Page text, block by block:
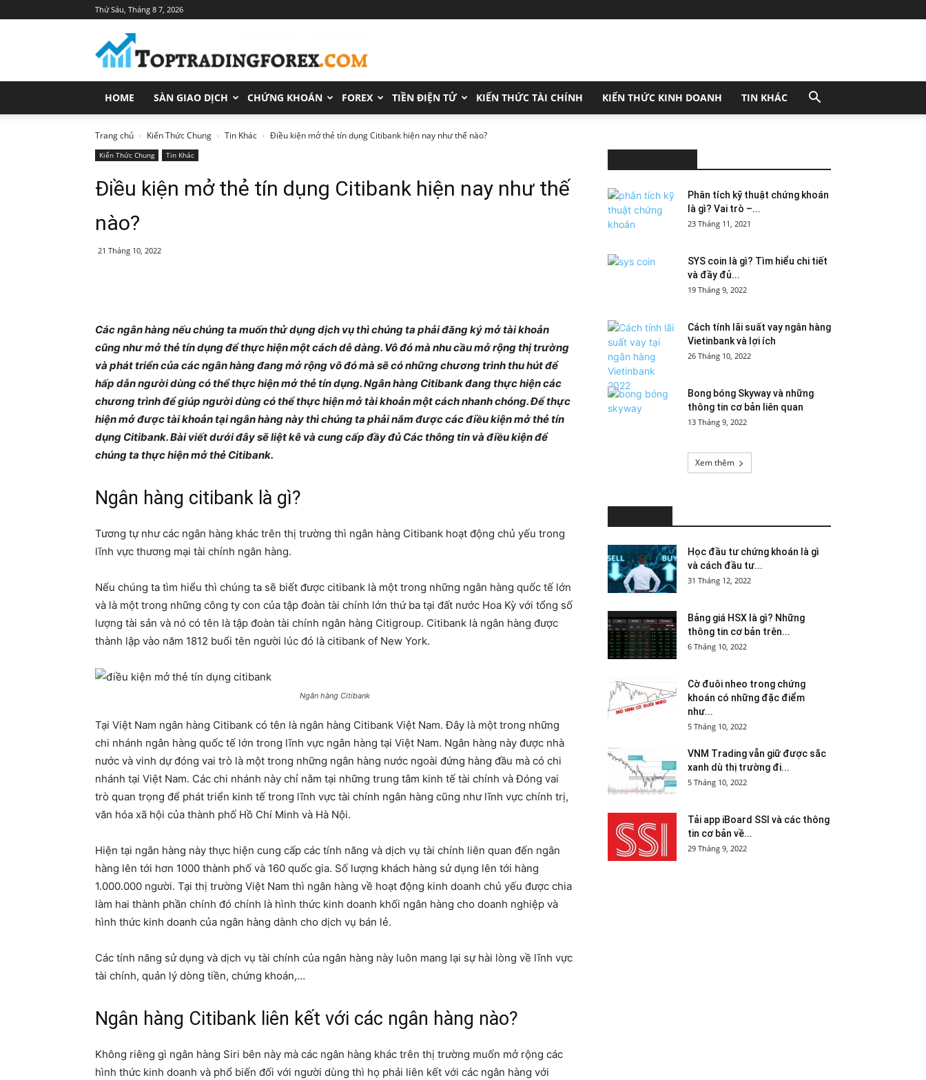
Thứ Sáu, Tháng 8 7, 2026
Trang
Tin
Tức
Đầu
Tư
Chính
HOME SÀN GIAO DỊCH CHỨNG KHOÁN FOREX TIỀN ĐIỆN TỬ KIẾN THỨC TÀI CHÍNH KIẾN THỨC KINH DOANH TIN KHÁC
Trang chủ Kiến Thức Chung Tin Khác Điều kiện mở thẻ tín dụng Citibank hiện nay như thế nào?
Kiến Thức Chung Tin Khác
Điều kiện mở thẻ tín dụng Citibank hiện nay như thế
nào?
21 Tháng 10, 2022
Các ngân hàng nếu chúng ta muốn thử dụng dịch vụ thì chúng ta phải đăng ký mở tài khoản
cũng như mở thẻ tín dụng để thực hiện một cách dễ dàng. Vô đó mà nhu cầu mở rộng thị trường
và phát triển của các ngân hàng đang mở rộng vô đó mà sẽ có những chương trình thu hút để
hấp dẫn người dùng có thể thực hiện mở thẻ tín dụng. Ngân hàng Citibank đang thực hiện các
chương trình để giúp người dùng có thể thực hiện mở tài khoản một cách nhanh chóng. Để thực
hiện mở được tài khoản tại ngân hàng này thì chúng ta phải nắm được các điều kiện mở thẻ tín
dụng Citibank. Bài viết dưới đây sẽ liệt kê và cung cấp đầy đủ Các thông tin và điều kiện để
chúng ta thực hiện mở thẻ Citibank.
Ngân hàng citibank là gì?
Tương tự như các ngân hàng khác trên thị trường thì ngân hàng Citibank hoạt động chủ yếu trong
lĩnh vực thương mại tài chính ngân hàng.
Nếu chúng ta tìm hiểu thì chúng ta sẽ biết được citibank là một trong những ngân hàng quốc tế lớn
và là một trong những công ty con của tập đoàn tài chính lớn thứ ba tại đất nước Hoa Kỳ với tổng số
lượng tài sản và nó có tên là tập đoàn tài chính ngân hàng Citigroup. Citibank là ngân hàng được
thành lập vào năm 1812 buổi tên người lúc đó là citibank of New York.
Ngân hàng Citibank
Tại Việt Nam ngân hàng Citibank có tên là ngân hàng Citibank Việt Nam. Đây là một trong những
chi nhánh ngân hàng quốc tế lớn trong lĩnh vực ngân hàng tại Việt Nam. Ngân hàng này được nhà
nước và vinh dự đóng vai trò là một trong những ngân hàng nước ngoài đứng hàng đầu mà có chi
nhánh tại Việt Nam. Các chi nhánh này chỉ nằm tại những trung tâm kinh tế tài chính và Đóng vai
trò quan trọng để phát triển kinh tế trong lĩnh vực tài chính ngân hàng cũng như lĩnh vực chính trị,
văn hóa xã hội của thành phố Hồ Chí Minh và Hà Nội.
Hiện tại ngân hàng này thực hiện cung cấp các tính năng và dịch vụ tài chính liên quan đến ngân
hàng lên tới hơn 1000 thành phố và 160 quốc gia. Số lượng khách hàng sử dụng lên tới hàng
1.000.000 người. Tại thị trường Việt Nam thì ngân hàng về hoạt động kinh doanh chủ yếu được chia
làm hai thành phần chính đó chính là hình thức kinh doanh khối ngân hàng cho doanh nghiệp và
hình thức kinh doanh của ngân hàng dành cho dịch vụ bán lẻ.
Các tính năng sử dụng và dịch vụ tài chính của ngân hàng này luôn mang lại sự hài lòng về lĩnh vực
tài chính, quản lý dòng tiền, chứng khoán,…
Ngân hàng Citibank liên kết với các ngân hàng nào?
Không riêng gì ngân hàng Siri bên này mà các ngân hàng khác trên thị trường muốn mở rộng các
hình thức kinh doanh và phổ biến đối với người dùng thì họ phải liên kết với các ngân hàng với
Phân tích kỹ thuật chứng khoán
là gì? Vai trò –...
23 Tháng 11, 2021
SYS coin là gì? Tìm hiểu chi tiết
và đầy đủ...
19 Tháng 9, 2022
Cách tính lãi suất vay ngân hàng
Vietinbank và lợi ích
26 Tháng 10, 2022
Bong bóng Skyway và những
thông tin cơ bản liên quan
13 Tháng 9, 2022
Xem thêm
Học đầu tư chứng khoán là gì
và cách đầu tư...
31 Tháng 12, 2022
Bảng giá HSX là gì? Những
thông tin cơ bản trên...
6 Tháng 10, 2022
Cờ đuôi nheo trong chứng
khoán có những đặc điểm
như...
5 Tháng 10, 2022
VNM Trading vẫn giữ được sắc
xanh dù thị trường đi...
5 Tháng 10, 2022
Tải app iBoard SSI và các thông
tin cơ bản về...
29 Tháng 9, 2022